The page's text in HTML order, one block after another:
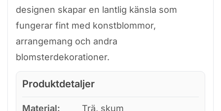
designen skapar en lantlig känsla som
fungerar fint med konstblommor,
arrangemang och andra
blomsterdekorationer.
Produktdetaljer
Material: Trä, skum